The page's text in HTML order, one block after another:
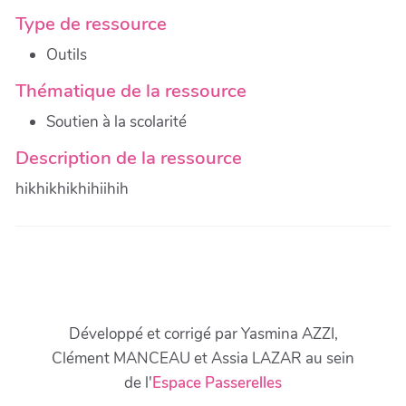
Type de ressource
Outils
Thématique de la ressource
Soutien à la scolarité
Description de la ressource
hikhikhikhihiihih
Développé et corrigé par Yasmina AZZI,
Clément MANCEAU et Assia LAZAR au sein
de l'Espace Passerelles